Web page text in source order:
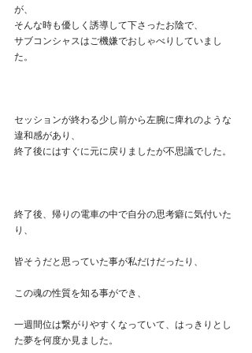
が、
そんな時も優しく誘導して下さったお陰で、
サブコンシャスはご機嫌でおしゃべりしていまし
た。
セッションが終わる少し前から左腕に痺れのような
違和感があり、
終了後にはすぐに元に戻りましたが不思議でした。
終了後、帰りの電車の中で自分の思考癖に気付いた
り、
皆そうだと思っていた事が私だけだったり、
この魂の性質を知る事ができ、
一週間位は繋がりやすくなっていて、はっきりとし
た夢を何度か見ました。